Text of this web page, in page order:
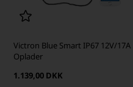
Victron Blue Smart IP67 12V/17A
Oplader
1.139,00 DKK